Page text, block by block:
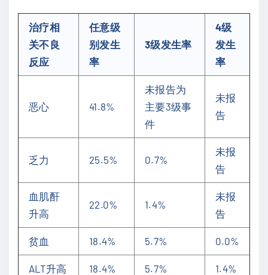
治疗相
关不良
反应
任意级
别发生
率
3级发生率
4级
发生
率
恶心 41.8%
未报告为
主要3级事
件
未报
告
乏力 25.5% 0.7%
未报
告
血肌酐
升高
22.0% 1.4%
未报
告
贫血 18.4% 5.7% 0.0%
ALT升高 18.4% 5.7% 1.4%